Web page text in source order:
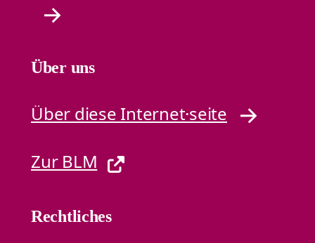
Über uns
Über diese Internet·seite
Zur BLM
Rechtliches